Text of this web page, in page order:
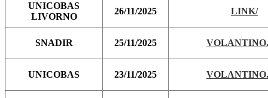
UNICOBAS
LIVORNO
26/11/2025 LINK/
SNADIR 25/11/2025
UNICOBAS 23/11/2025